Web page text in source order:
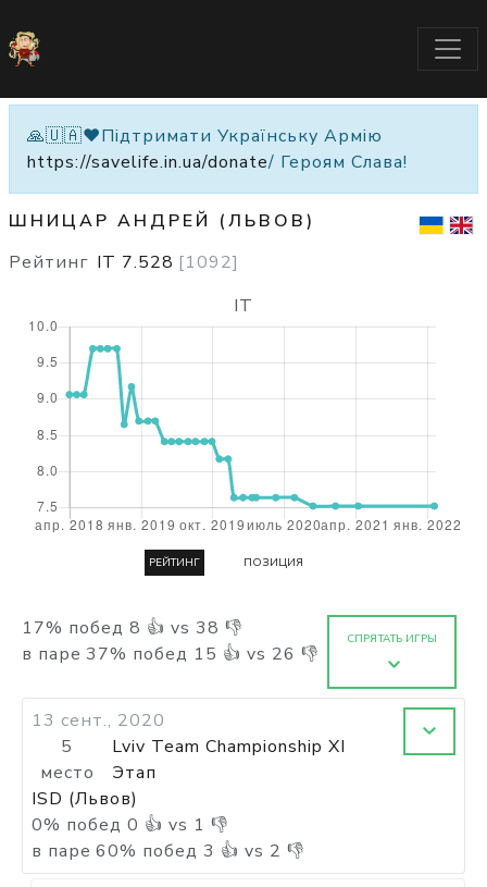
🙏🇺🇦❤️Підтримати Українську Армію
https://savelife.in.ua/donate/ Героям Слава!
ШНИЦАР АНДРЕЙ (ЛЬВОВ)
Рейтинг IT 7.528 [1092]
17% побед 8 👍 vs 38 👎
в паре 37% побед 15 👍 vs 26 👎
СПРЯТАТЬ ИГРЫ
13 сент., 2020
5
место
Lviv Team Championship XI
Этап
ISD (Львов)
0% побед 0 👍 vs 1 👎
в паре 60% побед 3 👍 vs 2 👎
IT
РЕЙТИНГ ПОЗИЦИЯ